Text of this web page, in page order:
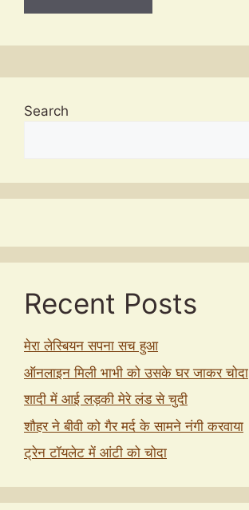
Search
Recent Posts
मेरा लेस्बियन सपना सच हुआ
ऑनलाइन मिली भाभी को उसके घर जाकर चोदा
शादी में आई लड़की मेरे लंड से चुदी
शौहर ने बीवी को गैर मर्द के सामने नंगी करवाया
ट्रेन टॉयलेट में आंटी को चोदा